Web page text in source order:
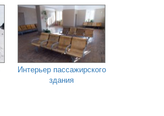
Интерьер пассажирского
здания